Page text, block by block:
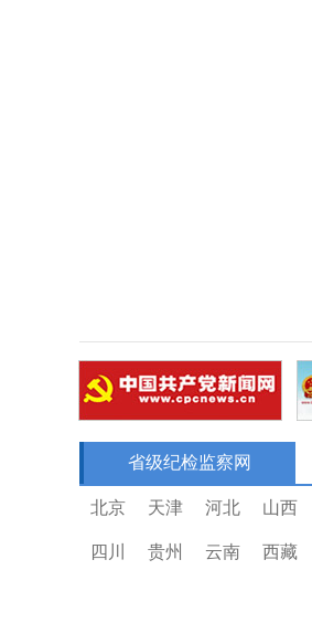
省级纪检监察网
北京 天津 河北 山西
四川 贵州 云南 西藏